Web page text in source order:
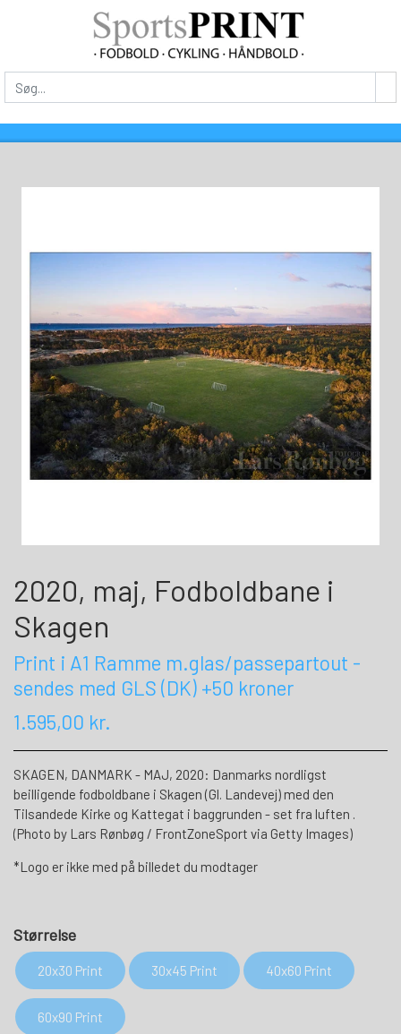
2020, maj, Fodboldbane i
Skagen
Print i A1 Ramme m.glas/passepartout -
sendes med GLS (DK) +50 kroner
1.595,00 kr.
SKAGEN, DANMARK - MAJ, 2020: Danmarks nordligst
beilligende fodboldbane i Skagen (Gl. Landevej) med den
Tilsandede Kirke og Kattegat i baggrunden - set fra luften .
(Photo by Lars Rønbøg / FrontZoneSport via Getty Images)
*Logo er ikke med på billedet du modtager
Størrelse
20x30 Print 30x45 Print 40x60 Print
60x90 Print